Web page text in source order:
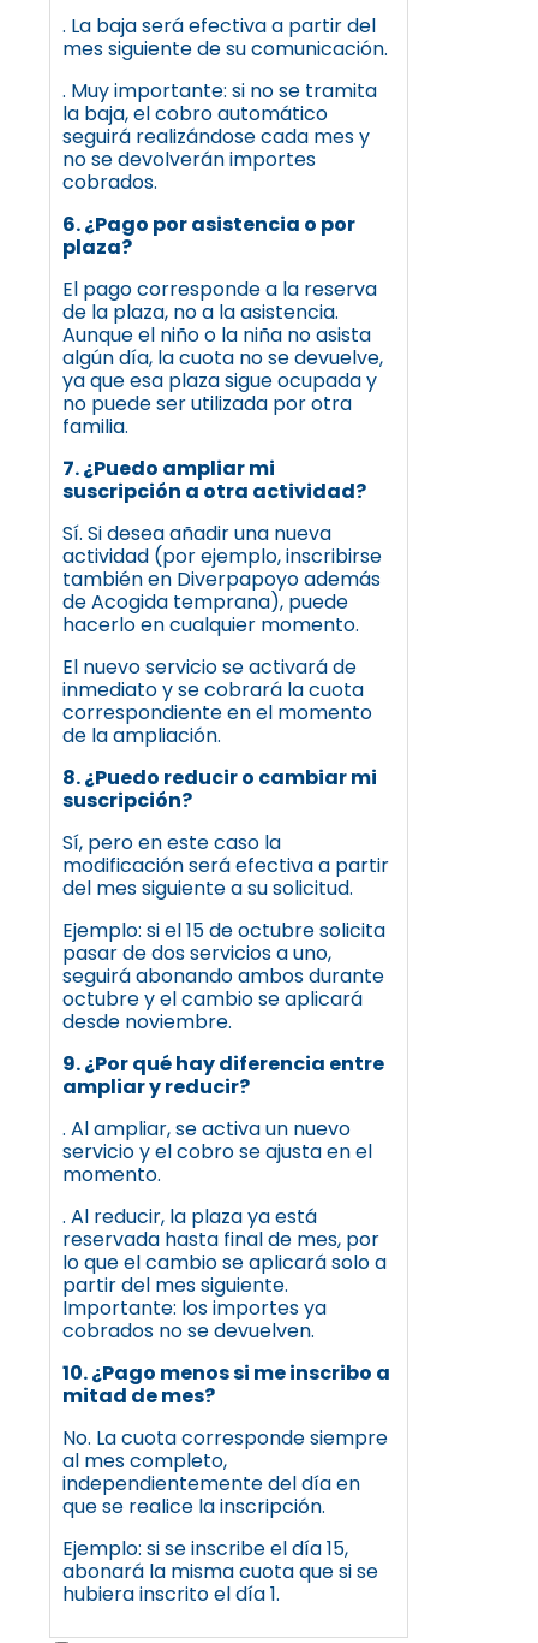
. La baja será efectiva a partir del
mes siguiente de su comunicación.
. Muy importante: si no se tramita
la baja, el cobro automático
seguirá realizándose cada mes y
no se devolverán importes
cobrados.
6. ¿Pago por asistencia o por
plaza?
El pago corresponde a la reserva
de la plaza, no a la asistencia.
Aunque el niño o la niña no asista
algún día, la cuota no se devuelve,
ya que esa plaza sigue ocupada y
no puede ser utilizada por otra
familia.
7. ¿Puedo ampliar mi
suscripción a otra actividad?
Sí. Si desea añadir una nueva
actividad (por ejemplo, inscribirse
también en Diverpapoyo además
de Acogida temprana), puede
hacerlo en cualquier momento.
El nuevo servicio se activará de
inmediato y se cobrará la cuota
correspondiente en el momento
de la ampliación.
8. ¿Puedo reducir o cambiar mi
suscripción?
Sí, pero en este caso la
modificación será efectiva a partir
del mes siguiente a su solicitud.
Ejemplo: si el 15 de octubre solicita
pasar de dos servicios a uno,
seguirá abonando ambos durante
octubre y el cambio se aplicará
desde noviembre.
9. ¿Por qué hay diferencia entre
ampliar y reducir?
. Al ampliar, se activa un nuevo
servicio y el cobro se ajusta en el
momento.
. Al reducir, la plaza ya está
reservada hasta final de mes, por
lo que el cambio se aplicará solo a
partir del mes siguiente.
Importante: los importes ya
cobrados no se devuelven.
10. ¿Pago menos si me inscribo a
mitad de mes?
No. La cuota corresponde siempre
al mes completo,
independientemente del día en
que se realice la inscripción.
Ejemplo: si se inscribe el día 15,
abonará la misma cuota que si se
hubiera inscrito el día 1.